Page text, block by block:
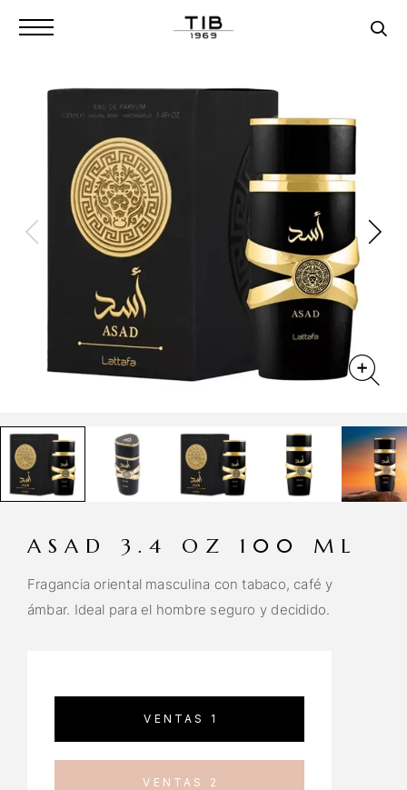
ASAD 3.4 OZ 100 ML
Fragancia oriental masculina con tabaco, café y
ámbar. Ideal para el hombre seguro y decidido.
VENTAS 1
VENTAS 2